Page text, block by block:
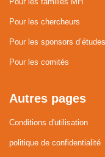
Pour les chercheurs
Pour les sponsors
Pour les comités
Autres pages
Conditions d'utilisation
politique de confidentialité